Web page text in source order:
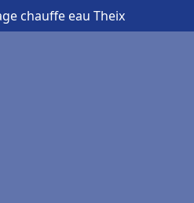
chauffe eau Theix